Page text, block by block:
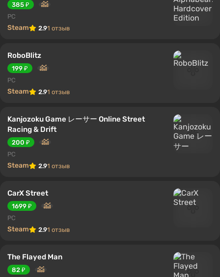
385 ₽
PC
Steam 2.91 отзыв
RoboBlitz
199 ₽
PC
Steam 2.91 отзыв
Kanjozoku Game レーサー Online Street
Racing & Drift
200 ₽
PC
Steam 2.91 отзыв
CarX Street
1699 ₽
PC
Steam 2.91 отзыв
The Flayed Man
82 ₽